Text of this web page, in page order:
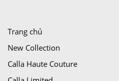
Trang chủ
New Collection
Calla Haute Couture